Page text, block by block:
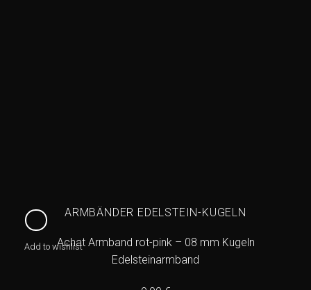
Add to wishlist
ARMBÄNDER EDELSTEIN-KUGELN
Achat Armband rot-pink – 08 mm Kugeln
Edelsteinarmband